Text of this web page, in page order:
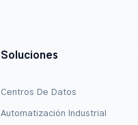
Soluciones
Centros De Datos
Automatización Industrial